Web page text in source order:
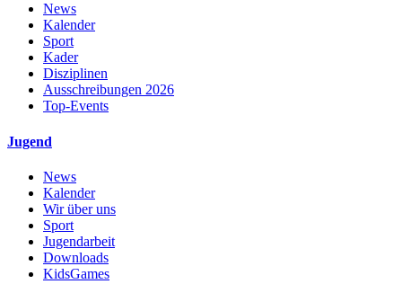
News
Kalender
Sport
Kader
Disziplinen
Ausschreibungen 2026
Top-Events
Jugend
News
Kalender
Wir über uns
Sport
Jugendarbeit
Downloads
KidsGames